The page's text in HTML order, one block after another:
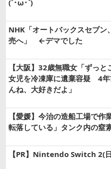
(´･ω･`)
NHK「オートバックスセブン
売へ」 ←デマでした
【大阪】32歳無職女「ずっ
女児を冷凍庫に遺棄容疑 4
んね、大好きだよ」
【愛媛】今治の造船工場で
転落している」タンク内の窒
【PR】Nintendo Switch 2(